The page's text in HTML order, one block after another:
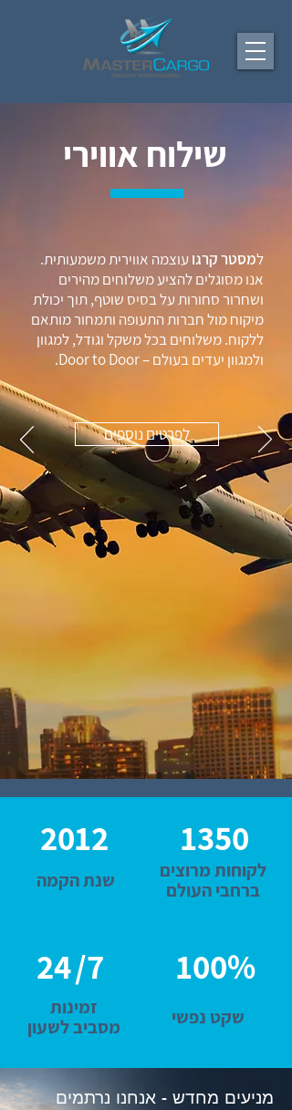
שילוח אווירי
למסטר קרגו עוצמה אווירית משמעותית.
אנו מסוגלים להציע משלוחים מהירים
ושחרור סחורות על בסיס שוטף, תוך יכולת
מיקוח מול חברות התעופה ותמחור מותאם
ללקוח. משלוחים בכל משקל וגודל, למגוון
ולמגוון יעדים בעולם – Door to Door.
לפרטים נוספים
2012
שנת הקמה
1350
לקוחות מרוצים
ברחבי העולם
24/7
זמינות
מסביב לשעון
100%
שקט נפשי
מניעים מחדש - אנחנו נרתמים